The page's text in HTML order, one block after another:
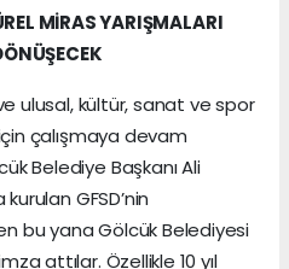
MİRAS YARIŞMALARI
ulusal, kültür, sanat ve spor
çalışmaya devam
Belediye Başkanı Ali
kurulan GFSD’nin
bu yana Gölcük Belediyesi
attılar. Özellikle 10 yıl